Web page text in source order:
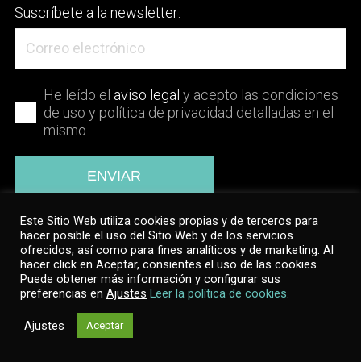
ME APUNTO, QUIERO QUE ME AYUDE UN
Suscríbete a la newsletter:
He leído el aviso legal y acepto las condiciones
de uso y política de privacidad detalladas en el
mismo.
© ISDI Foundation 2020
Este Sitio Web utiliza cookies propias y de terceros para
hacer posible el uso del Sitio Web y de los servicios
ofrecidos, así como para fines analíticos y de marketing. Al
hacer click en Aceptar, consientes el uso de las cookies.
Puede obtener más información y configurar sus
preferencias en Ajustes Leer la política de cookies.
Ajustes Aceptar